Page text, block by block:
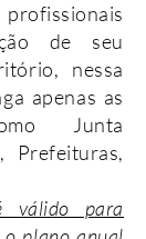
de seu
nessa
apenas as
Junta
Prefeituras,
válido para